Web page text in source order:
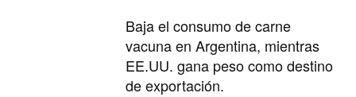
Baja el consumo de carne
vacuna en Argentina, mientras
EE.UU. gana peso como destino
de exportación.